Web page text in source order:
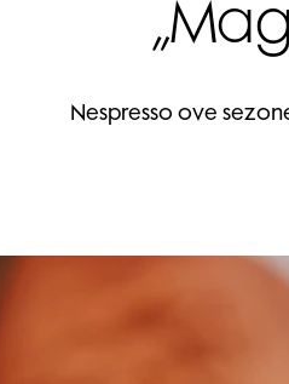
Nespresso ove